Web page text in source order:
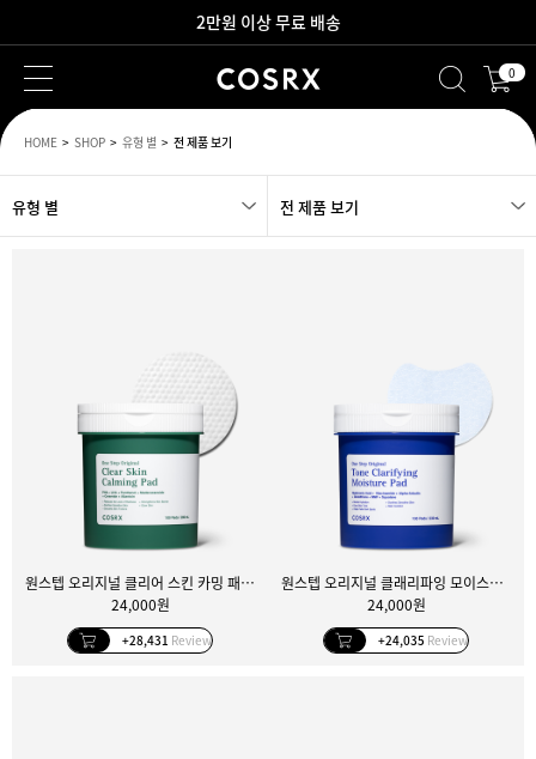
0
HOME SHOP 유형 별 전 제품 보기
원스텝 오리지널 클리어 스킨 카밍 패드 100매
24,000원
+28,431 Review
원스텝 오리지널 클래리파잉 모이스처 패드 100매
24,000원
+24,035 Review